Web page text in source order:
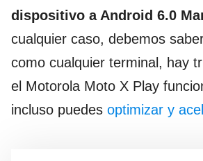
dispositivo a Android 6.0
cualquier caso, debemos
como cualquier terminal, hay
el Motorola Moto X Play
incluso puedes optimizar y